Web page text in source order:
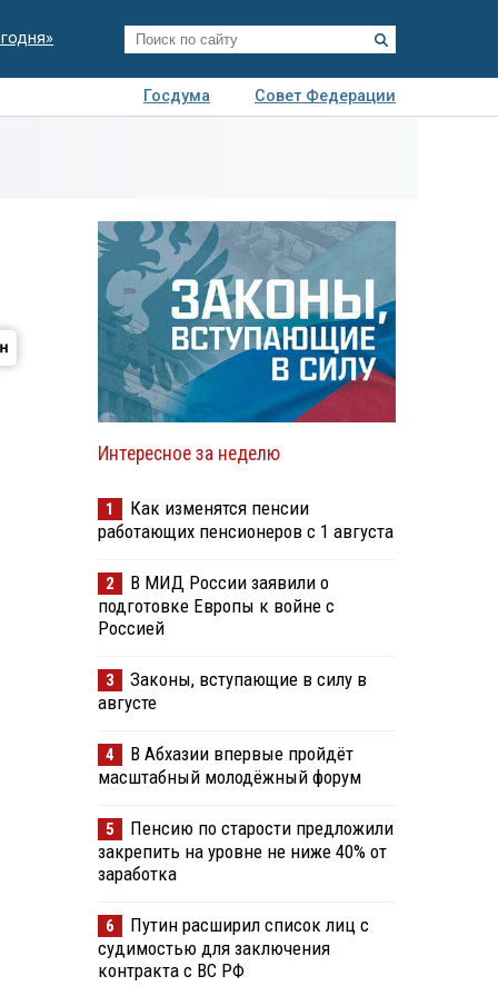
Госдума
Совет Федерации
Интересное за неделю
1
Как изменятся пенсии
работающих пенсионеров с 1 августа
2
В МИД России заявили о
подготовке Европы к войне с
Россией
3
Законы, вступающие в силу в
августе
4
В Абхазии впервые пройдёт
масштабный молодёжный форум
5
Пенсию по старости предложили
закрепить на уровне не ниже 40% от
заработка
6
Путин расширил список лиц с
судимостью для заключения
контракта с ВС РФ